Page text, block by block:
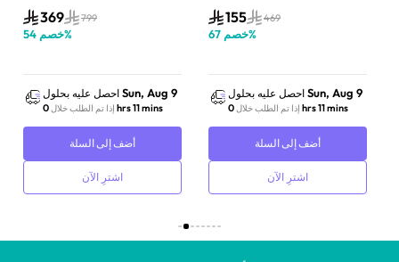
369
799
خصم 54 %
احصل عليه بحلول Sun, Aug 9
إذا تم الطلب خلال 0 hrs 11 mins
أضف إلى السلة
اشترِ الآن
155
469
خصم 67 %
احصل عليه بحلول Sun, Aug 9
إذا تم الطلب خلال 0 hrs 11 mins
أضف إلى السلة
اشترِ الآن